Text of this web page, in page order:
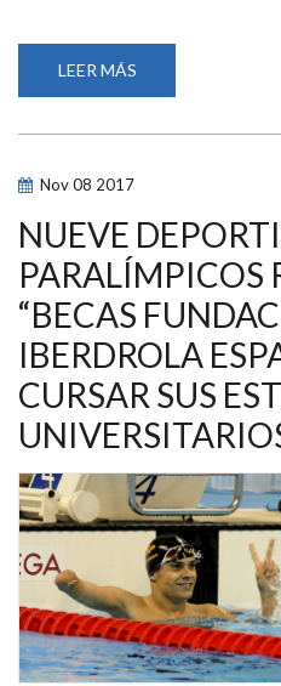
LEER MÁS
SEGUROS
LA
DEPORTE
PARALÍMPICO”
BARCELONA
1992
Nov08 2017
NUEVE
PARALÍMPICOS
“BECAS
IBERDROLA
CURSAR SUS